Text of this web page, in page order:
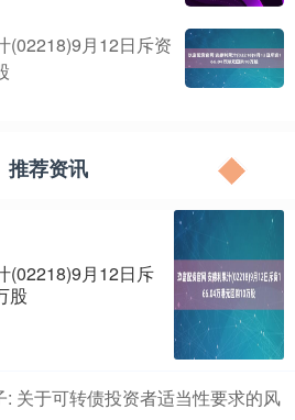
(02218)9月12日斥资
推荐资讯
(02218)9月12日斥
股
关于可转债投资者适当性要求的风